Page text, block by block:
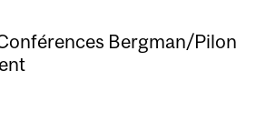
Bergman/Pilon